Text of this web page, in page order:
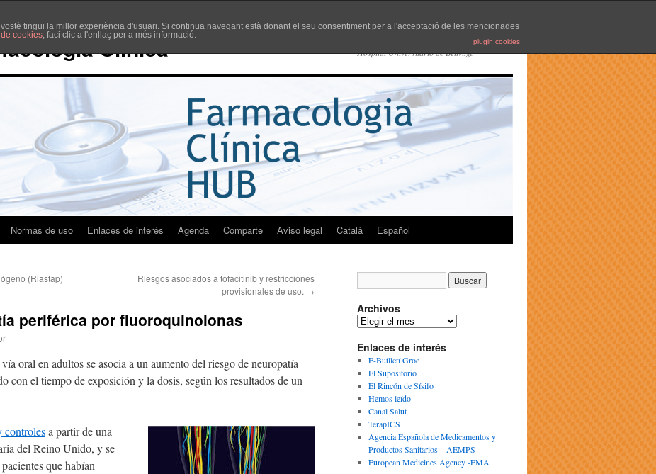
tingui la millor experiència d'usuari. Si continua navegant està donant el seu consentiment per a l'acceptació de les mencionades
cookies, faci clic a l'enllaç per a més informació.
plugin cookies
Clínica Hospital Universitario de Bellvitge
Normas de uso Enlaces de interés Agenda Comparte Aviso legal Català Español
(Riastap)
Riesgos asociados a tofacitinib y restricciones
provisionales de uso. →
periférica por fluoroquinolonas
oral en adultos se asocia a un aumento del riesgo de neuropatía
con el tiempo de exposición y la dosis, según los resultados de un
controlesa partir de una
del Reino Unido, y se
que habían
Archivos
Enlaces de interés
E-Butlletí Groc
El Supositorio
El Rincón de Sísifo
Hemos leído
Canal Salut
TerapICS
Agencia Española de Medicamentos y
Productos Sanitarios – AEMPS
European Medicines Agency -EMA